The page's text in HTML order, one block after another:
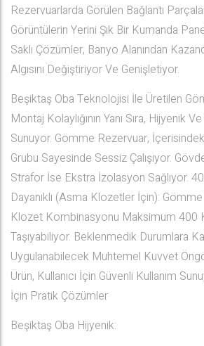
Rezervuarlarda Görülen Bağlantı
Görüntülerin Yerini Şık Bir Kumanda
Saklı Çözümler, Banyo Alanından
Algısını Değiştiriyor Ve Genişletiyor.
Beşiktaş Oba Teknolojisi İle Üretilen
Montaj Kolaylığının Yanı Sıra, Hijyenik
Sunuyor. Gömme Rezervuar,
Grubu Sayesinde Sessiz Çalışıyor.
Strafor İse Ekstra İzolasyon Sağlıyor.
Dayanıklı (Asma Klozetler İçin):
Klozet Kombinasyonu Maksimum 400
Taşıyabiliyor. Beklenmedik Durumlara
Uygulanabilecek Muhtemel Kuvvet
Ürün, Kullanıcı İçin Güvenli Kullanım
İçin Pratik Çözümler
Beşiktaş Oba Hijyenik: